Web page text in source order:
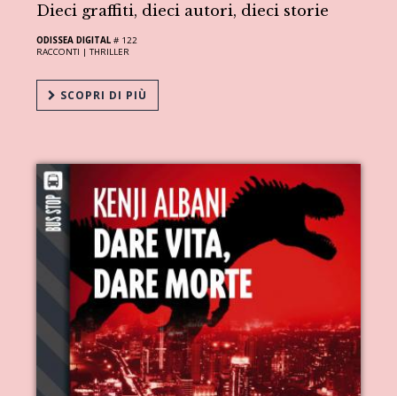
Dieci graffiti, dieci autori, dieci storie
ODISSEA DIGITAL # 122
RACCONTI |THRILLER
SCOPRI DI PIÙ